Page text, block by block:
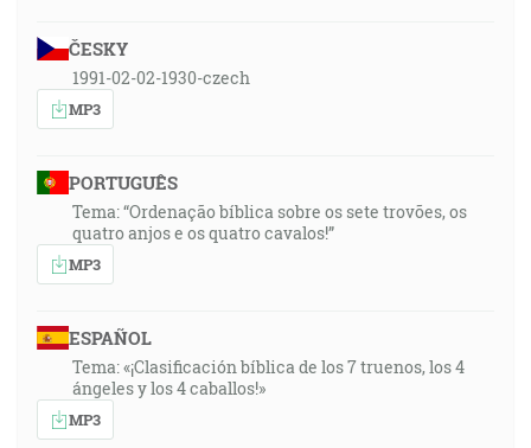
ČESKY
1991-02-02-1930-czech
MP3
PORTUGUÊS
Tema: “Ordenação bíblica sobre os sete trovões, os
quatro anjos e os quatro cavalos!”
MP3
ESPAÑOL
Tema: «¡Clasificación bíblica de los 7 truenos, los 4
ángeles y los 4 caballos!»
MP3